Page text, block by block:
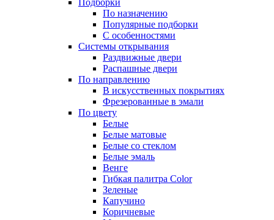
Подборки
По назначению
Популярные подборки
С особенностями
Системы открывания
Раздвижные двери
Распашные двери
По направлению
В искусственных покрытиях
Фрезерованные в эмали
По цвету
Белые
Белые матовые
Белые со стеклом
Белые эмаль
Венге
Гибкая палитра Color
Зеленые
Капучино
Коричневые